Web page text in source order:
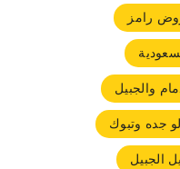
رامز
والجبيل
جده وتبوك
الجبيل